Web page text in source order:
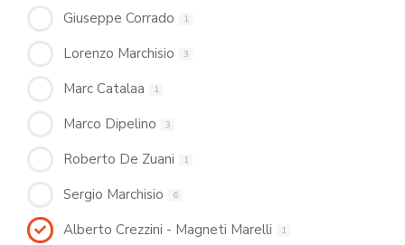
Giuseppe Corrado 1
Lorenzo Marchisio 3
Marc Catalaa 1
Marco Dipelino 3
Roberto De Zuani 1
Sergio Marchisio 6
Alberto Crezzini - Magneti Marelli 1